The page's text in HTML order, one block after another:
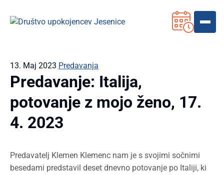
13. Maj 2023 Predavanja
Predavanje: Italija,
potovanje z mojo ženo, 17.
4. 2023
Predavatelj Klemen Klemenc nam je s svojimi sočnimi
besedami predstavil deset dnevno potovanje po Italiji, ki